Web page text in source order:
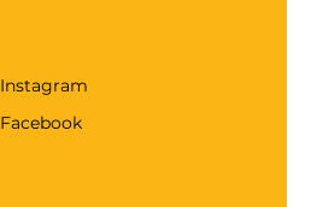
Instagram
Facebook